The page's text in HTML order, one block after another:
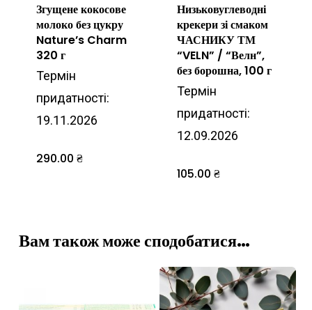
Згущене кокосове
молоко без цукру
Nature’s Charm
320 г
Термін
придатності:
19.11.2026
290.00 ₴
Низьковуглеводні
крекери зі смаком
ЧАСНИКУ ТМ
“VELN” / “Велн”,
без борошна, 100 г
Термін
придатності:
12.09.2026
105.00 ₴
Вам також може сподобатися…